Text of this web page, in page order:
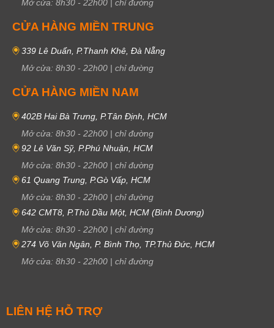
Mở cửa: 8h30 - 22h00 | chỉ đường
CỬA HÀNG MIỀN TRUNG
339 Lê Duẩn, P.Thanh Khê, Đà Nẵng
Mở cửa: 8h30 - 22h00 | chỉ đường
CỬA HÀNG MIỀN NAM
402B Hai Bà Trưng, P.Tân Định, HCM
Mở cửa: 8h30 - 22h00 | chỉ đường
92 Lê Văn Sỹ, P.Phú Nhuận, HCM
Mở cửa: 8h30 - 22h00 | chỉ đường
61 Quang Trung, P.Gò Vấp, HCM
Mở cửa: 8h30 - 22h00 | chỉ đường
642 CMT8, P.Thủ Dầu Một, HCM (Bình Dương)
Mở cửa: 8h30 - 22h00 | chỉ đường
274 Võ Văn Ngân, P. Bình Thọ, TP.Thủ Đức, HCM
Mở cửa: 8h30 - 22h00 | chỉ đường
LIÊN HỆ HỖ TRỢ